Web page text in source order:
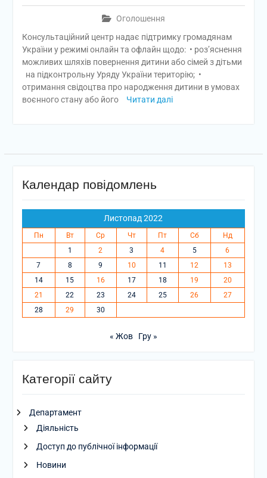
Оголошення
Консультаційний центр надає підтримку громадянам
України у режимі онлайн та офлайн щодо: • роз’яснення
можливих шляхів повернення дитини або сімей з дітьми
на підконтрольну Уряду України територію; •
отримання свідоцтва про народження дитини в умовах
воєнного стану або його
Читати далі
Календар повідомлень
Листопад 2022
Пн Вт Ср Чт Пт Сб
Нд
1
2 3 4 5
6
7
8 9 10 11 12
13
14
15 16 17 18 19
20
21
22 23 24 25 26
27
28
29 30
« Жов Гру »
Категорії сайту
Департамент
Діяльність
Доступ до публічної інформації
Новини